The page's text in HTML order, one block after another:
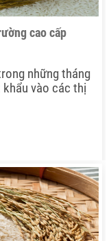
cao cấp
những tháng
vào các thị